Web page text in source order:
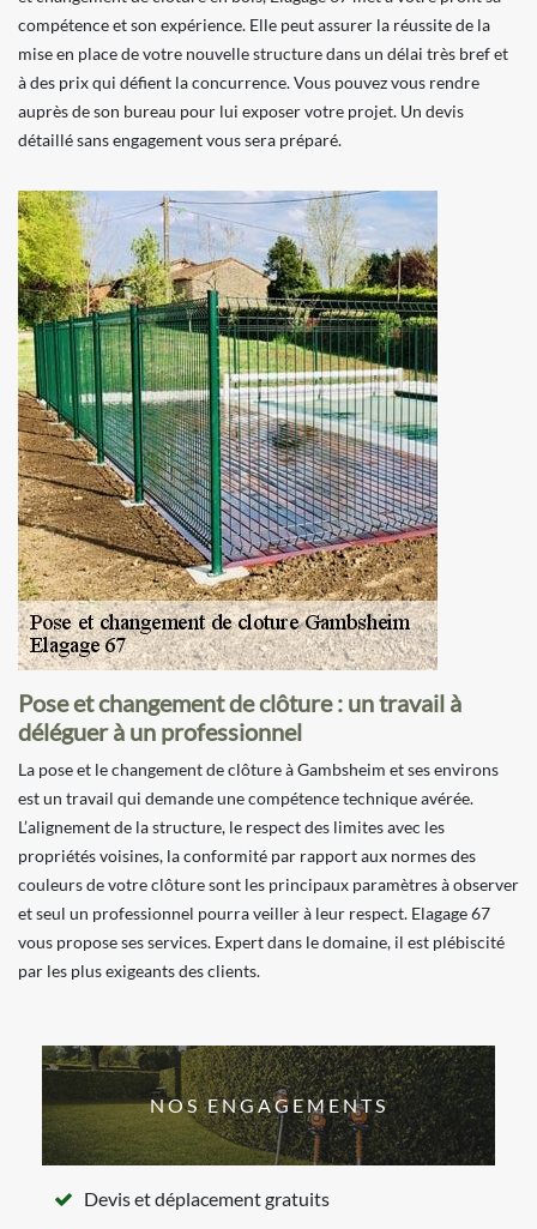
compétence et son expérience. Elle peut assurer la réussite de la
mise en place de votre nouvelle structure dans un délai très bref et
à des prix qui défient la concurrence. Vous pouvez vous rendre
auprès de son bureau pour lui exposer votre projet. Un devis
détaillé sans engagement vous sera préparé.
Pose et changement de clôture : un travail à
déléguer à un professionnel
La pose et le changement de clôture à Gambsheim et ses environs
est un travail qui demande une compétence technique avérée.
L’alignement de la structure, le respect des limites avec les
propriétés voisines, la conformité par rapport aux normes des
couleurs de votre clôture sont les principaux paramètres à observer
et seul un professionnel pourra veiller à leur respect. Elagage 67
vous propose ses services. Expert dans le domaine, il est plébiscité
par les plus exigeants des clients.
NOS ENGAGEMENTS
Devis et déplacement gratuits